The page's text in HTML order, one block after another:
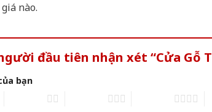
nào.
đầu tiên nhận xét “Cửa Gỗ
bạn